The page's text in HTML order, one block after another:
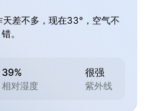
差不多，现在33°，空气不
错。
39%
相对湿度
很强
紫外线